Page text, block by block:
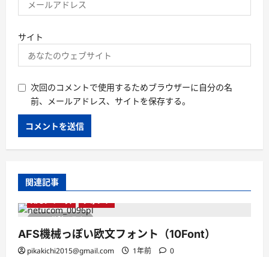
サイト
次回のコメントで使用するためブラウザーに自分の名
前、メールアドレス、サイトを保存する。
関連記事
1 分読み取り
AFSシリーズ フォント
AFS機械っぽい欧文フォント（10Font）
pikakichi2015@gmail.com 1年前 0